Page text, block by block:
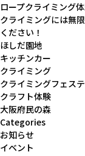
ロープクライミング
クライミングには無
ください！
ほしだ園地
キッチンカー
クライミング
クライミングフェス
クラフト体験
大阪府民の森
Categories
お知らせ
イベント